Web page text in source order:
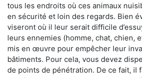
tous les endroits où ces animaux
en sécurité et loin des regards. Bien
viseront où il leur serait difficile
leurs ennemies (homme, chat, chien,
mis en œuvre pour empêcher leur
bâtiments. Pour cela, vous devez
de points de pénétration. De ce fait, il